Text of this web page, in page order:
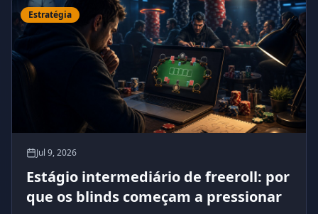
Estratégia
Jul 9, 2026
Estágio intermediário de freeroll: por
que os blinds começam a pressionar